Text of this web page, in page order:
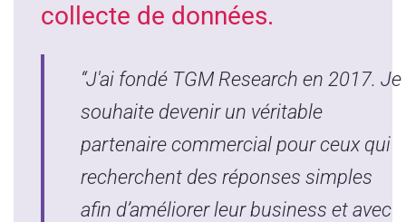
collecte de données.
“J'ai fondé TGM Research en 2017. Je
souhaite devenir un véritable
partenaire commercial pour ceux qui
recherchent des réponses simples
afin d’améliorer leur business et avec